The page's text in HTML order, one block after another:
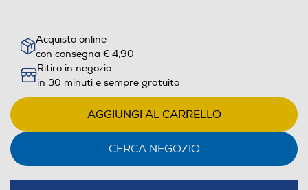
Acquisto online
con consegna € 4,90
Ritiro in negozio
in 30 minuti e sempre gratuito
AGGIUNGI AL CARRELLO
CERCA NEGOZIO